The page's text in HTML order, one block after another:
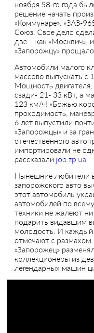
ноября 58-го года
решение начать
«Коммунаре». «ЗАЗ-
Союз. Свое дело
две – как «Москвич»,
«Запорожцу»
Автомобили малого
массово выпускать с
Мощность
сзади- 21- 33 кВт, а
123 км/ч! «Божью
проходимость,
6 лет выпустили
«Запорожцы» и за
отечественного
импортировали не
рассказали job.zp.ua
Нынешние любители
запорожского авто
этот автомобиль
автомобилей по
техники не жалеют
подарить видавшим
молодость. И каждый
отмечают с
«Запорожец»
коллекционеры из
легендарных машин